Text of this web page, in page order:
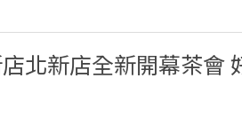
北新店全新開幕茶會